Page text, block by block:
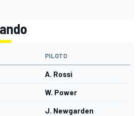
PILOTO
A. Rossi
W. Power
J. Newgarden